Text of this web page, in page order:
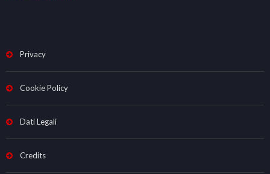
Privacy
Cookie Policy
Dati Legali
Credits